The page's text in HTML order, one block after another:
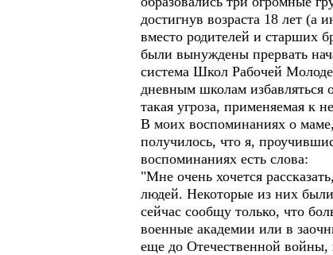
достигнув возраста 18 лет (а
вместо родителей и старших
были вынуждены прервать
система Школ Рабочей
дневным школам
такая угроза, применяемая к
В моих воспоминаниях о
получилось, что я,
воспоминаниях есть слова:
"Мне очень хочется
людей. Некоторые из них
сейчас сообщу только, что
военные академии или в
еще до Отечественной